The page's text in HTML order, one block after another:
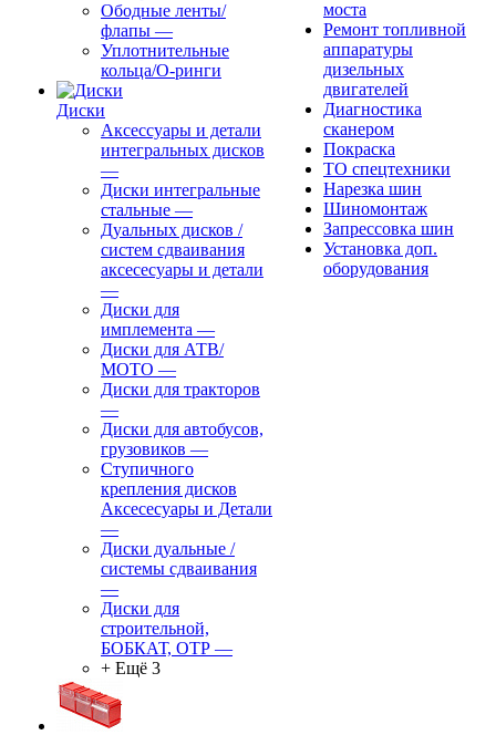
Ободные ленты/
флапы —
Уплотнительные
кольца/О-ринги
Диски
Аксессуары и детали
интегральных дисков
—
Диски интегральные
стальные —
Дуальных дисков /
систем сдваивания
аксесесуары и детали
—
Диски для
имплемента —
Диски для АТВ/
МОТО —
Диски для тракторов
—
Диски для автобусов,
грузовиков —
Ступичного
крепления дисков
Аксесесуары и Детали
—
Диски дуальные /
системы сдваивания
—
Диски для
строительной,
БОБКАТ, ОТР —
+ Ещё 3
моста
Ремонт топливной
аппаратуры
дизельных
двигателей
Диагностика
сканером
Покраска
ТО спецтехники
Нарезка шин
Шиномонтаж
Запрессовка шин
Установка доп.
оборудования